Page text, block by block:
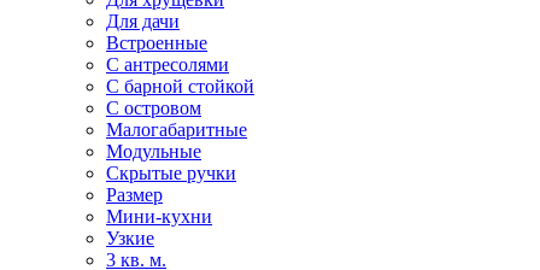
Для дачи
Встроенные
С антресолями
С барной стойкой
С островом
Малогабаритные
Модульные
Скрытые ручки
Размер
Мини-кухни
Узкие
3 кв. м.